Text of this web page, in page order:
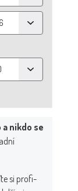
nikdo se
si profi-